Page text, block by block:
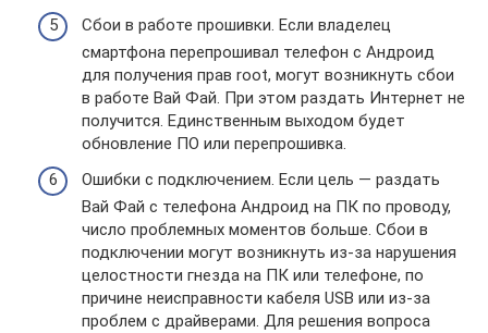
Сбои в работе прошивки. Если владелец
смартфона перепрошивал телефон с Андроид
для получения прав root, могут возникнуть сбои
в работе Вай Фай. При этом раздать Интернет не
получится. Единственным выходом будет
обновление ПО или перепрошивка.
Ошибки с подключением. Если цель — раздать
Вай Фай с телефона Андроид на ПК по проводу,
число проблемных моментов больше. Сбои в
подключении могут возникнуть из-за нарушения
целостности гнезда на ПК или телефоне, по
причине неисправности кабеля USB или из-за
проблем с драйверами. Для решения вопроса